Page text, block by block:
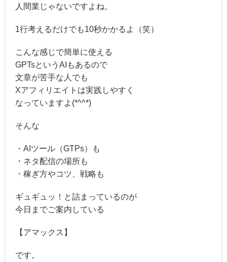
人間業じゃないですよね。
1行考えるだけでも10秒かかるよ（笑）
こんな感じで簡単に使える
GPTsというAIもあるので
文章が苦手な人でも
Xアフィリエイトは実践しやすく
なっていますよ(*^^*)
そんな
・AIツール（GTPs）も
・ネタ配信の場所も
・稼ぎ方やコツ、戦略も
ギュギュッ！と詰まっているのが
今日までご案内している
【アマックス】
です。